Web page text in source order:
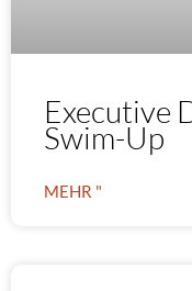
Executive
Swim-Up
MEHR "